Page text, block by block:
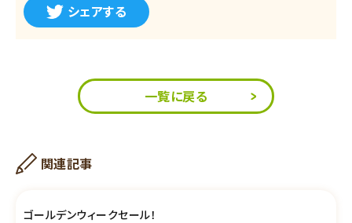
シェアする
一覧に戻る
関連記事
ゴールデンウィークセール！